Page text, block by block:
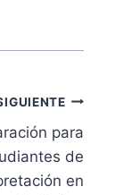
para
de
en